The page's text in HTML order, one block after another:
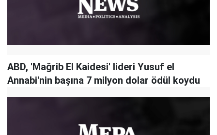
ABD, 'Mağrib El Kaidesi' lideri Yusuf el
Annabi'nin başına 7 milyon dolar ödül koydu